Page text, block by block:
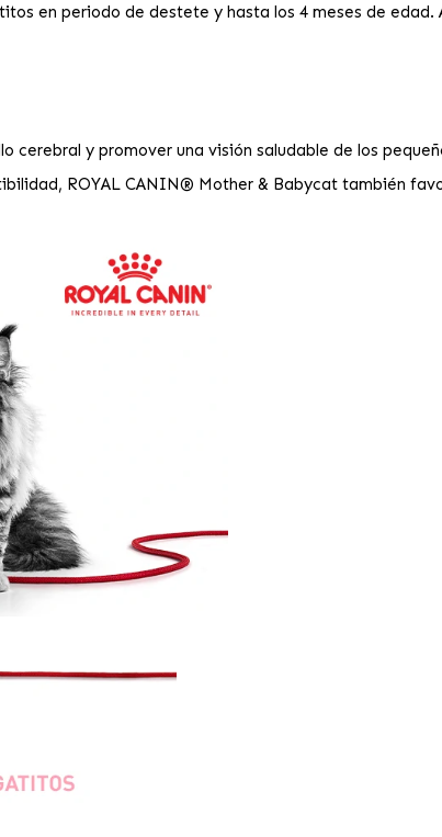
en periodo de destete y hasta los 4 meses de edad.
cerebral y promover una visión saludable de los
ROYAL CANIN® Mother & Babycat también